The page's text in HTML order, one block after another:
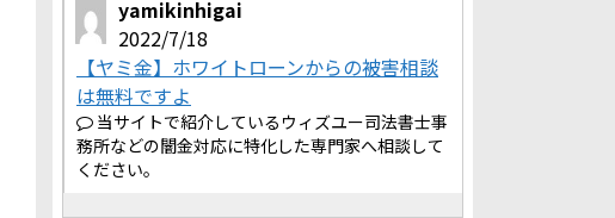
yamikinhigai
2022/7/18
【ヤミ金】ホワイトローンからの被害相談
は無料ですよ
当サイトで紹介しているウィズユー司法書士事
務所などの闇金対応に特化した専門家へ相談して
ください。